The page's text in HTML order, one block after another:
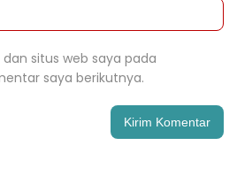
situs web saya pada
saya berikutnya.